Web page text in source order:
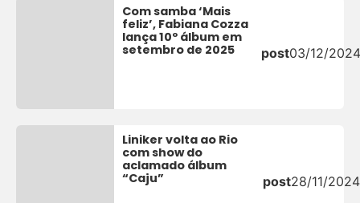
Com samba ‘Mais
feliz’, Fabiana Cozza
lança 10º álbum em
setembro de 2025
post03/12/
Liniker volta ao Rio
com show do
aclamado álbum
“Caju”
post28/11/2024